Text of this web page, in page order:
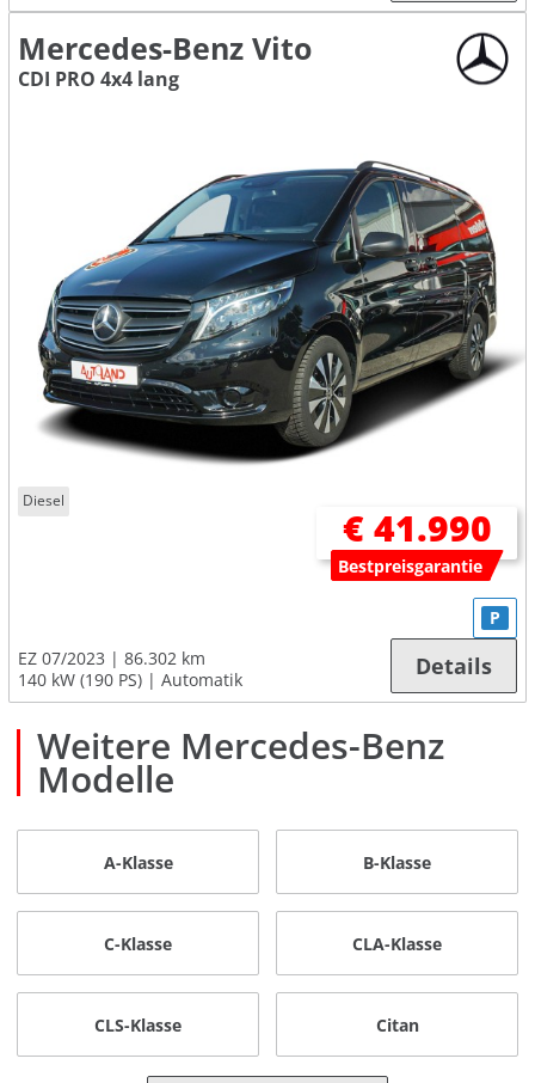
Mercedes-Benz Vito
CDI PRO 4x4 lang
Diesel
€ 41.990
Bestpreisgarantie
EZ 07/2023
86.302 km
140 kW (190 PS)
Automatik
P
Details
Weitere Mercedes-Benz
Modelle
A-Klasse B-Klasse
C-Klasse CLA-Klasse
CLS-Klasse Citan